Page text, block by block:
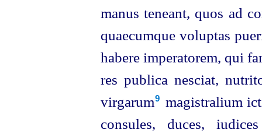
manus teneant, quos ad
quaecumque voluptas
habere imperatorem, qui
res publica nesciat,
virgarum⁠9
magistralium
consules, duces,